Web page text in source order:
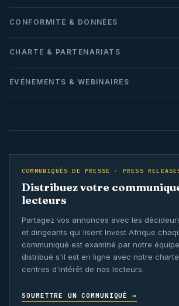
CONFORMITÉ & DONNÉES
CHARTE & PARTENARIATS
ÉVÉNEMENTS & WEBINAIRES
COMMUNIQUÉS DE PRESSE · PRESS
Distribuez votre
lecteurs
Partagez vos annonces avec les
et dirigeants qui lisent Invest Afrique
communiqué est examiné par notre
distribué s'il est en ligne avec notre
centres d'intérêt de nos lecteurs.
SOUMETTRE UN COMMUNIQUÉ →